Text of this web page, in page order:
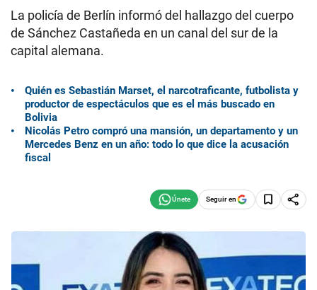
La policía de Berlín informó del hallazgo del cuerpo
de Sánchez Castañeda en un canal del sur de la
capital alemana.
Quién es Sebastián Marset, el narcotraficante, futbolista y
productor de espectáculos que es el más buscado en
Bolivia
Nicolás Petro compró una mansión, un departamento y un
Mercedes Benz en un año: todo lo que dice la acusación
fiscal
Seguir en